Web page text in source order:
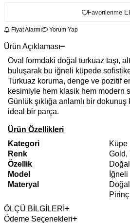
Favorilerime
Fiyat Alarmı Yorum Yap
Ürün Açıklaması
Oval formdaki doğal turkuaz taşı,
buluşarak bu iğneli küpede
Turkuaz koruma, denge ve pozitif
kesimiyle hem klasik hem modern
Günlük şıklığa anlamlı bir
ideal bir parça.
Ürün Özellikleri
Kategori
Küpe
Renk
Gold,
Özellik
Model
İğneli
Materyal
Pirinç
ÖLÇÜ BİLGİLERİ
Ödeme Seçenekleri